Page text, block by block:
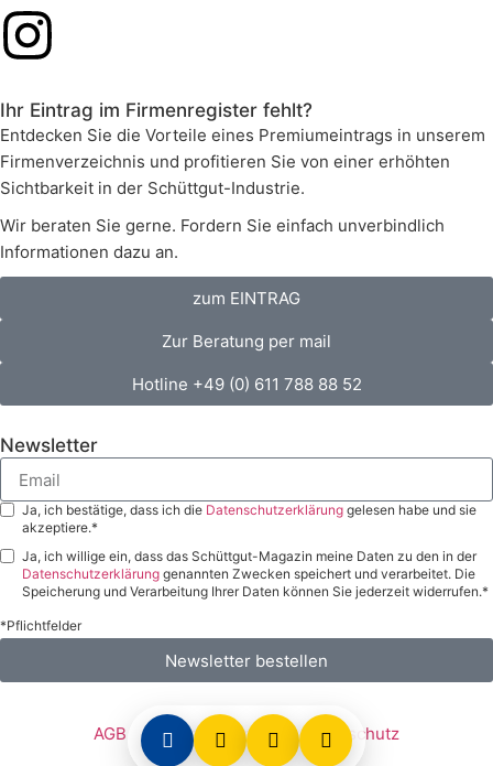
Ihr Eintrag im Firmenregister fehlt?
Entdecken Sie die Vorteile eines Premiumeintrags in unserem
Firmenverzeichnis und profitieren Sie von einer erhöhten
Sichtbarkeit in der Schüttgut-Industrie.
Wir beraten Sie gerne. Fordern Sie einfach unverbindlich
Informationen dazu an.
zum EINTRAG
Zur Beratung per mail
Hotline +49 (0) 611 788 88 52
Newsletter
Ja, ich bestätige, dass ich die Datenschutzerklärung gelesen habe und sie
akzeptiere.*
Ja, ich willige ein, dass das Schüttgut-Magazin meine Daten zu den in der
Datenschutzerklärung genannten Zwecken speichert und verarbeitet. Die
Speicherung und Verarbeitung Ihrer Daten können Sie jederzeit widerrufen.*
*Pflichtfelder
Newsletter bestellen
AGB Impressum Datenschutz